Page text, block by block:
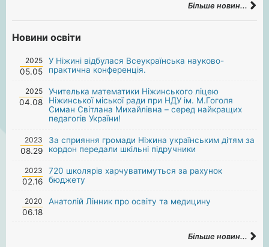
Більше новин...
Новини освіти
2025
05.05
У Ніжині відбулася Всеукраїнська науково-
практична конференція.
2025
04.08
Учителька математики Ніжинського ліцею
Ніжинської міської ради при НДУ ім. М.Гоголя
Симан Світлана Михайлівна – серед найкращих
педагогів України!
2023
08.29
За сприяння громади Ніжина українським дітям за
кордон передали шкільні підручники
2023
02.16
720 школярів харчуватимуться за рахунок
бюджету
2020
06.18
Анатолій Лінник про освіту та медицину
Більше новин...